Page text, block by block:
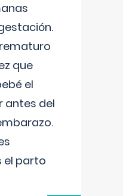
que
el
antes del
el parto